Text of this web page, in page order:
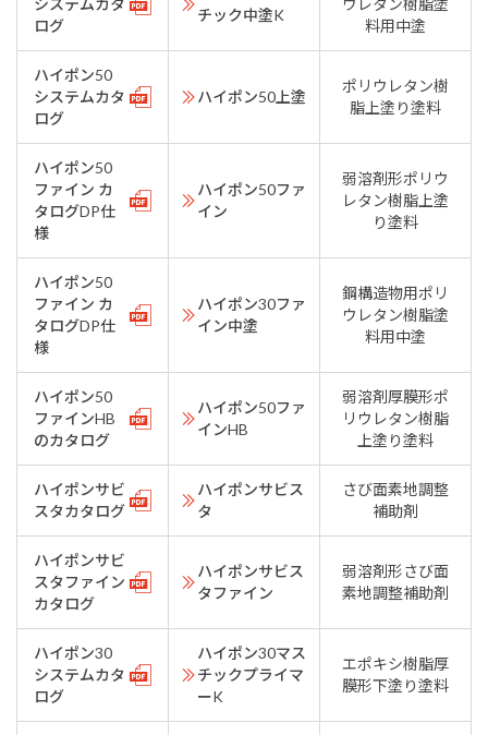
システムカタ
ログ
チック中塗K
ウレタン樹脂塗
料用中塗
ハイポン50
システムカタ
ログ
ハイポン50上塗
ポリウレタン樹
脂上塗り塗料
ハイポン50
ファイン カ
タログDP仕
様
ハイポン50ファ
イン
弱溶剤形ポリウ
レタン樹脂上塗
り塗料
ハイポン50
ファイン カ
タログDP仕
様
ハイポン30ファ
イン中塗
鋼構造物用ポリ
ウレタン樹脂塗
料用中塗
ハイポン50
ファインHB
のカタログ
ハイポン50ファ
インHB
弱溶剤厚膜形ポ
リウレタン樹脂
上塗り塗料
ハイポンサビ
スタカタログ
ハイポンサビス
タ
さび面素地調整
補助剤
ハイポンサビ
スタファイン
カタログ
ハイポンサビス
タファイン
弱溶剤形さび面
素地調整補助剤
ハイポン30
システムカタ
ログ
ハイポン30マス
チックプライマ
ーK
エポキシ樹脂厚
膜形下塗り塗料